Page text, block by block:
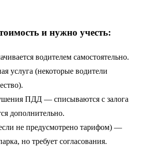
и нужно учесть:
водителем самостоятельно.
услуга (некоторые водители
ПДД — списываются с залога
дополнительно.
не предусмотрено тарифом) —
но требует согласования.